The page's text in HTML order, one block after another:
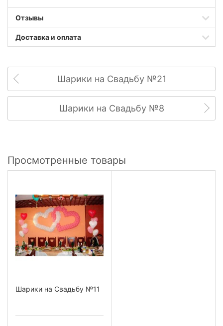
Отзывы
Доставка и оплата
Шарики на Свадьбу №21
Шарики на Свадьбу №8
Просмотренные товары
Шарики на Свадьбу №11